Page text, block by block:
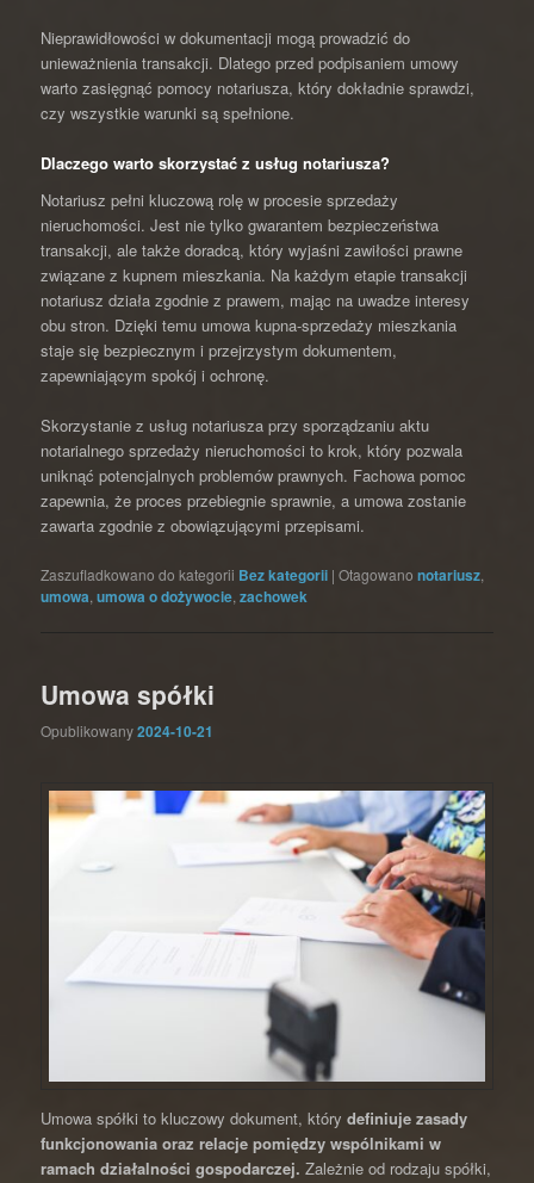
Nieprawidłowości w dokumentacji mogą prowadzić do
unieważnienia transakcji. Dlatego przed podpisaniem umowy
warto zasięgnąć pomocy notariusza, który dokładnie sprawdzi,
czy wszystkie warunki są spełnione.
Dlaczego warto skorzystać z usług notariusza?
Notariusz pełni kluczową rolę w procesie sprzedaży
nieruchomości. Jest nie tylko gwarantem bezpieczeństwa
transakcji, ale także doradcą, który wyjaśni zawiłości prawne
związane z kupnem mieszkania. Na każdym etapie transakcji
notariusz działa zgodnie z prawem, mając na uwadze interesy
obu stron. Dzięki temu umowa kupna-sprzedaży mieszkania
staje się bezpiecznym i przejrzystym dokumentem,
zapewniającym spokój i ochronę.
Skorzystanie z usług notariusza przy sporządzaniu aktu
notarialnego sprzedaży nieruchomości to krok, który pozwala
uniknąć potencjalnych problemów prawnych. Fachowa pomoc
zapewnia, że proces przebiegnie sprawnie, a umowa zostanie
zawarta zgodnie z obowiązującymi przepisami.
Zaszufladkowano do kategorii Bez kategorii |Otagowano notariusz,
umowa,umowa o dożywocie,zachowek
Umowa spółki
Opublikowany2024-10-21
Umowa spółki to kluczowy dokument, którydefiniuje zasady
funkcjonowania oraz relacje pomiędzy wspólnikami w
ramach działalności gospodarczej.Zależnie od rodzaju spółki,